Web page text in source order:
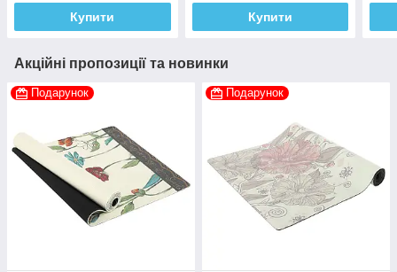
Купити Купити
Акційні пропозиції та новинки
Подарунок Подарунок